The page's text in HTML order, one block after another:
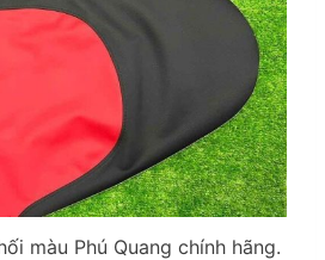
màu Phú Quang chính hãng.